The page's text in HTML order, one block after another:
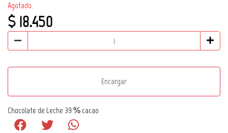
Agotado.
$ 18.450
Encargar
Chocolate de Leche 39 % cacao